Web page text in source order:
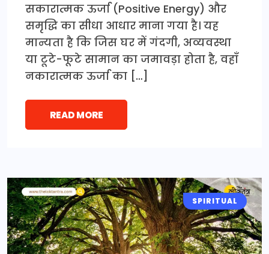
सकारात्मक ऊर्जा (Positive Energy) और
समृद्धि का सीधा आधार माना गया है। यह
मान्यता है कि जिस घर में गंदगी, अव्यवस्था
या टूटे-फूटे सामान का जमावड़ा होता है, वहाँ
नकारात्मक ऊर्जा का […]
READ MORE
SPIRITUAL